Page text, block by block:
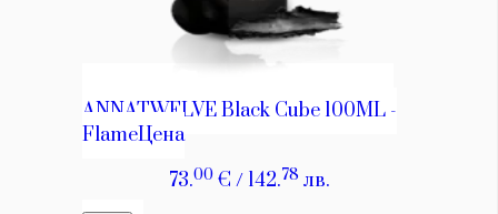
Изкуство
Красота
Условия за
ползване
За нас
Политика за
ModerenDom